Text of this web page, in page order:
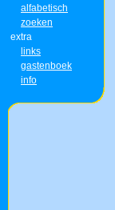
alfabetisch
zoeken
extra
links
gastenboek
info